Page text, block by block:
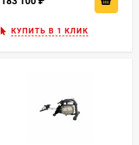
КУПИТЬ В 1 КЛИК